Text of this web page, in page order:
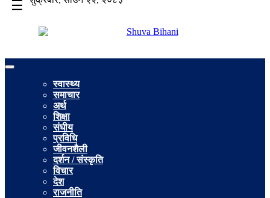
☰
स्वास्थ्य
समाचार
अर्थ
शिक्षा
संघीय
प्रविधि
जीवनशैली
दर्शन / संस्कृति
विचार
देश
राजनीति